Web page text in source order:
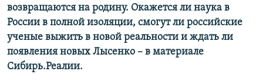
возвращаются на родину. Окажется ли наука в
России в полной изоляции, смогут ли российские
ученые выжить в новой реальности и ждать ли
появления новых Лысенко – в материале
Сибирь.Реалии.